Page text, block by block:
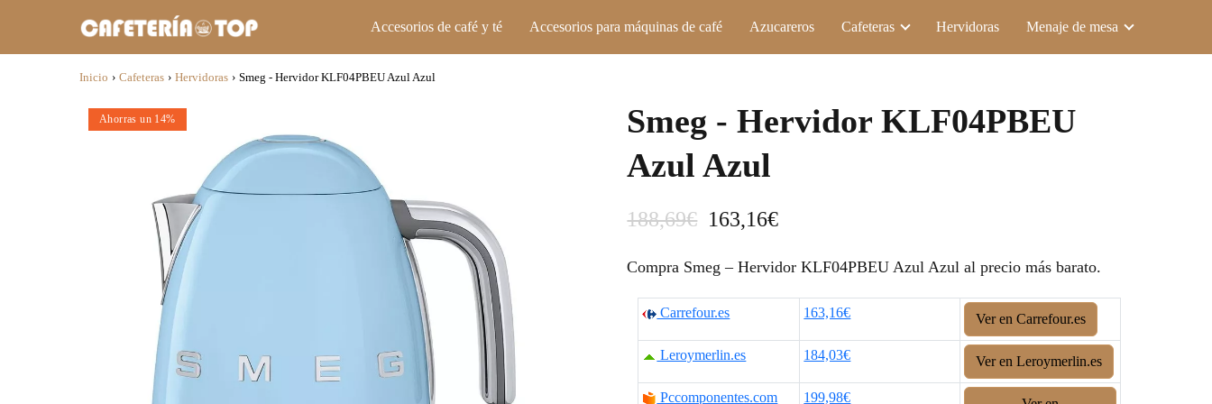
Accesorios de café y té Accesorios para máquinas de café Azucareros Cafeteras Hervidoras Menaje de mesa
Inicio › Cafeteras › Hervidoras › Smeg - Hervidor KLF04PBEU Azul Azul
Ahorras un 14%
Smeg - Hervidor KLF04PBEU
Azul Azul
188,69€ E
r
e
c
163,16€E
c
Compra Smeg – Hervidor KLF04PBEU Azul Azul al precio más barato.
Carrefour.es 163,16€ Ver en Carrefour.es
Leroymerlin.es 184,03€ Ver en Leroymerlin.es
Pccomponentes.com 199,98€